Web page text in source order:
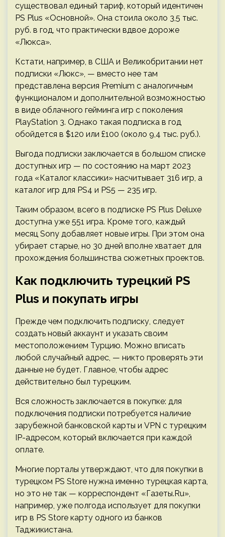
существовал единый тариф, который идентичен
PS Plus «Основной». Она стоила около 3,5 тыс.
руб. в год, что практически вдвое дороже
«Люкса».
Кстати, например, в США и Великобритании нет
подписки «Люкс», — вместо нее там
представлена версия Premium с аналогичным
функционалом и дополнительной возможностью
в виде облачного гейминга игр с поколения
PlayStation 3. Однако такая подписка в год
обойдется в $120 или £100 (около 9,4 тыс. руб.).
Выгода подписки заключается в большом списке
доступных игр — по состоянию на март 2023
года «Каталог классики» насчитывает 316 игр, а
каталог игр для PS4 и PS5 — 235 игр.
Таким образом, всего в подписке PS Plus Deluxe
доступна уже 551 игра. Кроме того, каждый
месяц Sony добавляет новые игры. При этом она
убирает старые, но 30 дней вполне хватает для
прохождения большинства сюжетных проектов.
Как подключить турецкий PS
Plus и покупать игры
Прежде чем подключить подписку, следует
создать новый аккаунт и указать своим
местоположением Турцию. Можно вписать
любой случайный адрес, — никто проверять эти
данные не будет. Главное, чтобы адрес
действительно был турецким.
Вся сложность заключается в покупке: для
подключения подписки потребуется наличие
зарубежной банковской карты и VPN с турецким
IP-адресом, который включается при каждой
оплате.
Многие порталы утверждают, что для покупки в
турецком PS Store нужна именно турецкая карта,
но это не так — корреспондент «Газеты.Ru»,
например, уже полгода использует для покупки
игр в PS Store карту одного из банков
Таджикистана.